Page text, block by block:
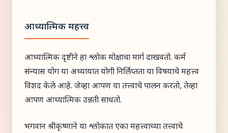
आध्यात्मिक महत्त्व
आध्यात्मिक दृष्टीने हा श्लोक मोक्षाचा मार्ग दाखवतो. कर्म
संन्यास योग या अध्यायात योगी निर्लिप्तता या विषयाचे महत्त्व
विशद केले आहे. जेव्हा आपण या तत्त्वाचे पालन करतो, तेव्हा
आपण आध्यात्मिक उन्नती साधतो.
भगवान श्रीकृष्णाने या श्लोकात एका महत्त्वाच्या तत्त्वाचे